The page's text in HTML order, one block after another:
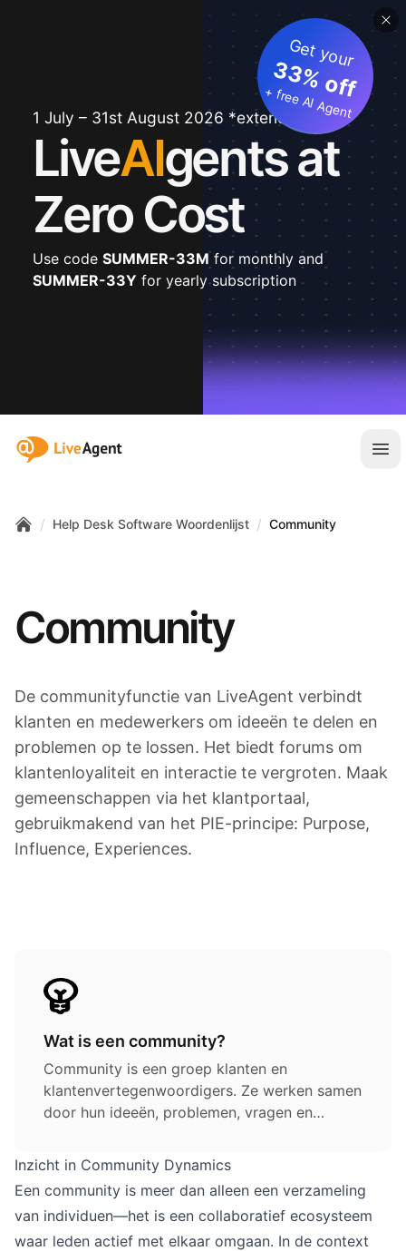
1 July – 31st August 2026 *extended
LiveAIgents at
Zero Cost
Get your
33% off
+ free AI Agent
Use code SUMMER-33Mfor monthly and
SUMMER-33Y for yearly subscription
:site.title
/ Help Desk Software Woordenlijst / Community
Community
De communityfunctie van LiveAgent verbindt
klanten en medewerkers om ideeën te delen en
problemen op te lossen. Het biedt forums om
klantenloyaliteit en interactie te vergroten. Maak
gemeenschappen via het klantportaal,
gebruikmakend van het PIE-principe: Purpose,
Influence, Experiences.
Wat is een community?
Community is een groep klanten en
klantenvertegenwoordigers. Ze werken samen
door hun ideeën, problemen, vragen en
helpen elkaar wanneer nodig. Ze
beantwoorden elkaars vragen.
Inzicht in Community Dynamics
Een community is meer dan alleen een verzameling
van individuen—het is een collaboratief ecosysteem
waar leden actief met elkaar omgaan. In de context